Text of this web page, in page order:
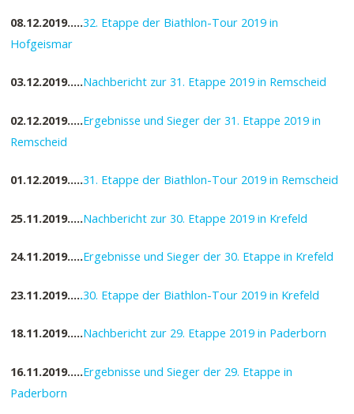
08.12.2019…..32. Etappe der Biathlon-Tour 2019 in
Hofgeismar
03.12.2019…..Nachbericht zur 31. Etappe 2019 in Remscheid
02.12.2019…..Ergebnisse und Sieger der 31. Etappe 2019 in
Remscheid
01.12.2019…..31. Etappe der Biathlon-Tour 2019 in Remscheid
25.11.2019…..Nachbericht zur 30. Etappe 2019 in Krefeld
24.11.2019…..Ergebnisse und Sieger der 30. Etappe in Krefeld
23.11.2019…..30. Etappe der Biathlon-Tour 2019 in Krefeld
18.11.2019…..Nachbericht zur 29. Etappe 2019 in Paderborn
16.11.2019…..Ergebnisse und Sieger der 29. Etappe in
Paderborn